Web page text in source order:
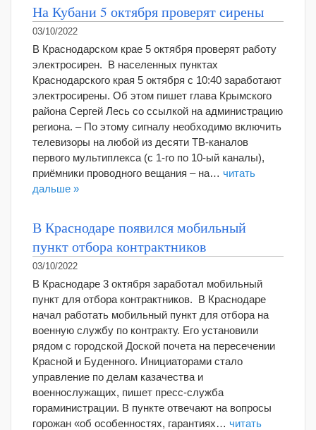
На Кубани 5 октября проверят сирены
03/10/2022
В Краснодарском крае 5 октября проверят работу
электросирен. В населенных пунктах
Краснодарского края 5 октября с 10:40 заработают
электросирены. Об этом пишет глава Крымского
района Сергей Лесь со ссылкой на администрацию
региона. – По этому сигналу необходимо включить
телевизоры на любой из десяти ТВ-каналов
первого мультиплекса (с 1-го по 10-ый каналы),
приёмники проводного вещания – на… читать
дальше »
В Краснодаре появился мобильный
пункт отбора контрактников
03/10/2022
В Краснодаре 3 октября заработал мобильный
пункт для отбора контрактников. В Краснодаре
начал работать мобильный пункт для отбора на
военную службу по контракту. Его установили
рядом с городской Доской почета на пересечении
Красной и Буденного. Инициаторами стало
управление по делам казачества и
военнослужащих, пишет пресс-служба
гораминистрации. В пункте отвечают на вопросы
горожан «об особенностях, гарантиях… читать